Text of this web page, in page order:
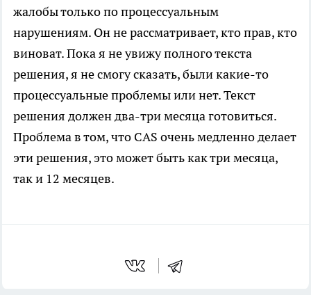
жалобы только по процессуальным
нарушениям. Он не рассматривает, кто прав, кто
виноват. Пока я не увижу полного текста
решения, я не смогу сказать, были какие-то
процессуальные проблемы или нет. Текст
решения должен два-три месяца готовиться.
Проблема в том, что CAS очень медленно делает
эти решения, это может быть как три месяца,
так и 12 месяцев.